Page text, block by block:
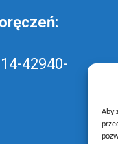
Aby
42940-